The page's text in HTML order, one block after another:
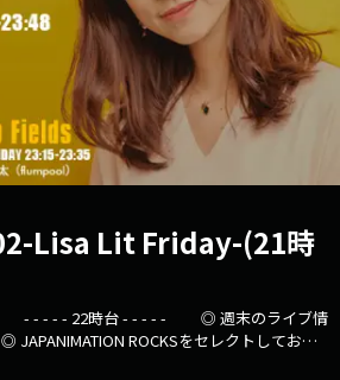
Lisa Lit Friday-(21時
- - - - - 22時台 - - - - - ◎ 週末のライブ情
ROCKSをセレクトしてお届
ON FRIDAY」 - - - - - 23時台 - - - - -